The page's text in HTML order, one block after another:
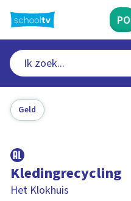
naar
hoofdinhoud
PO
Geld
Kledingrecycling
Het Klokhuis